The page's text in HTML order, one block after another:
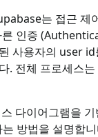
는 접근 제
인증
사용자의 user
. 전체 프로세스
다이어그램을
방법을 설명합